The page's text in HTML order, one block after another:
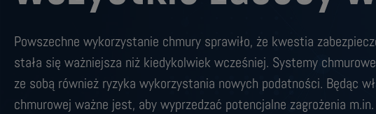
Powszechne wykorzystanie chmury sprawiło, że kwestia
stała się ważniejsza niż kiedykolwiek wcześniej. Systemy
ze sobą również ryzyka wykorzystania nowych podatności. Będąc
chmurowej ważne jest, aby wyprzedzać potencjalne zagrożenia